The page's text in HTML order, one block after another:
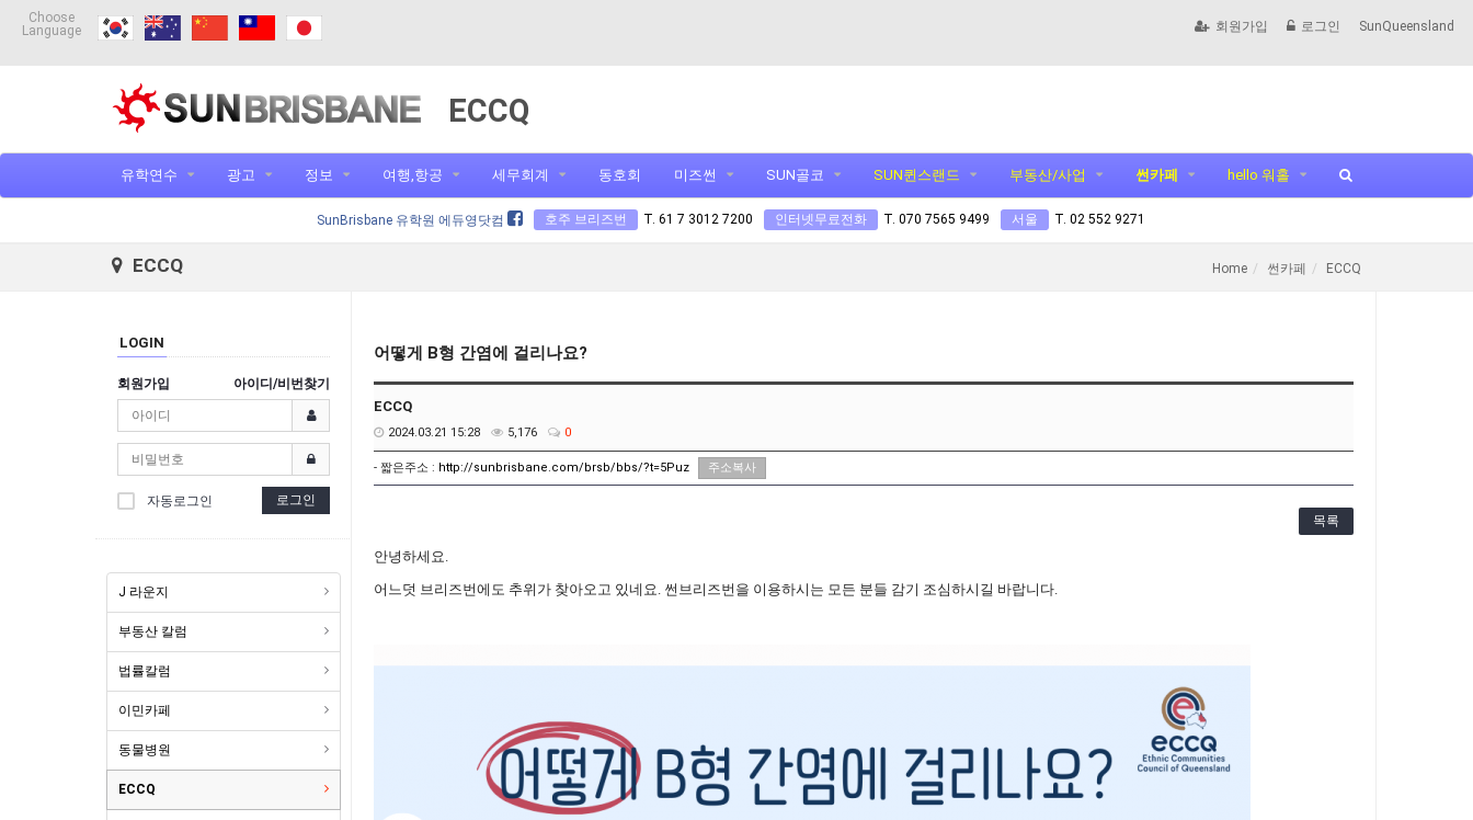
Choose
Language
회원가입 로그인 SunQueensland
ECCQ
유학연수 광고 정보 여행,항공 세무회계 동호회 미즈썬 SUN골코 SUN퀸스랜드 부동산/사업 썬카페 hello 워홀
SunBrisbane 유학원 에듀영닷컴 호주 브리즈번 T. 61 7 3012 7200 인터넷무료전화 T. 070 7565 9499 서울 T. 02 552 9271
ECCQ Home 썬카페 ECCQ
LOGIN
회원가입 아이디/비번찾기
자동로그인 로그인
J 라운지
부동산 칼럼
법률칼럼
이민카페
동물병원
ECCQ
어떻게 B형 간염에 걸리나요?
ECCQ
2024.03.21 15:28 5,176 0
- 짧은주소 : http://sunbrisbane.com/brsb/bbs/?t=5Puz 주소복사
목록
안녕하세요.
어느덧 브리즈번에도 추위가 찾아오고 있네요. 썬브리즈번을 이용하시는 모든 분들 감기 조심하시길 바랍니다.